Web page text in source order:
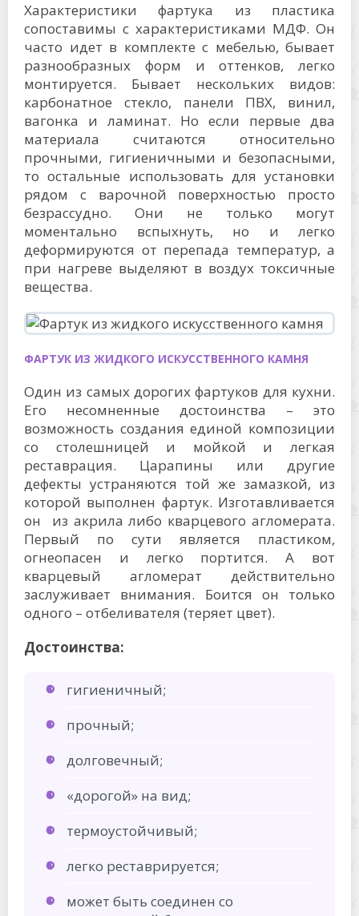
Характеристики фартука из пластика
сопоставимы с характеристиками МДФ. Он
часто идет в комплекте с мебелью, бывает
разнообразных форм и оттенков, легко
монтируется. Бывает нескольких видов:
карбонатное стекло, панели ПВХ, винил,
вагонка и ламинат. Но если первые два
материала считаются относительно
прочными, гигиеничными и безопасными,
то остальные использовать для установки
рядом с варочной поверхностью просто
безрассудно. Они не только могут
моментально вспыхнуть, но и легко
деформируются от перепада температур, а
при нагреве выделяют в воздух токсичные
вещества.
ФАРТУК ИЗ ЖИДКОГО ИСКУССТВЕННОГО КАМНЯ
Один из самых дорогих фартуков для кухни.
Его несомненные достоинства – это
возможность создания единой композиции
со столешницей и мойкой и легкая
реставрация. Царапины или другие
дефекты устраняются той же замазкой, из
которой выполнен фартук. Изготавливается
он из акрила либо кварцевого агломерата.
Первый по сути является пластиком,
огнеопасен и легко портится. А вот
кварцевый агломерат действительно
заслуживает внимания. Боится он только
одного – отбеливателя (теряет цвет).
Достоинства:
гигиеничный;
прочный;
долговечный;
«дорогой» на вид;
термоустойчивый;
легко реставрируется;
может быть соединен со